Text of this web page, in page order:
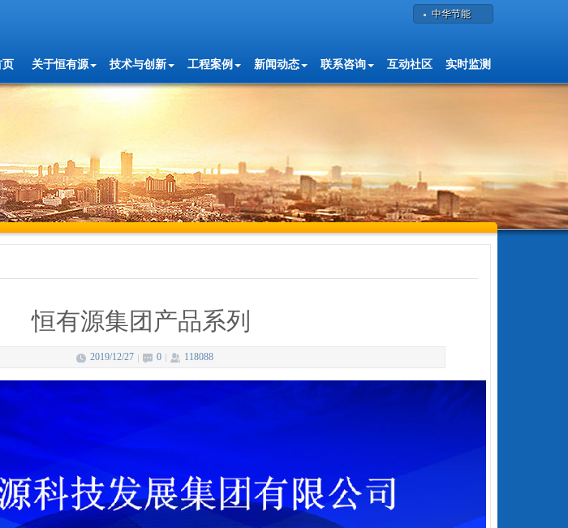
中华节能
页 关于恒有源 技术与创新 工程案例 新闻动态 联系咨询 互动社区 实时监测
恒有源集团产品系列
2019/12/27 0 118088